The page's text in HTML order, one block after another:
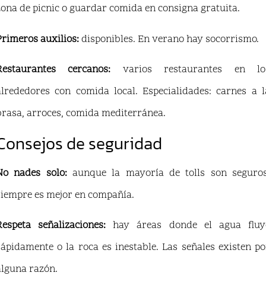
de picnic o guardar comida en consigna gratuita.
auxilios:disponibles. En verano hay socorrismo.
cercanos: varios restaurantes en
con comida local. Especialidades: carnes a
arroces, comida mediterránea.
de seguridad
nades solo:aunque la mayoría de tolls son
es mejor en compañía.
señalizaciones: hay áreas donde el agua
o la roca es inestable. Las señales existen
razón.